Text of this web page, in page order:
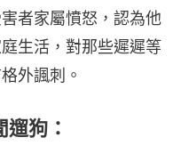
者家屬憤怒，認為他
生活，對那些遲遲等
外諷刺。
狗：